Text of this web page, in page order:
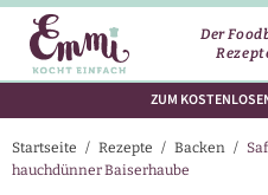
Der
ZUM
Startseite / Rezepte / Backen /
hauchdünner Baiserhaube